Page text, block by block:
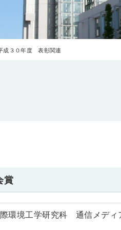
成３０年度 表彰関連
賞
環境工学研究科 通信メデ